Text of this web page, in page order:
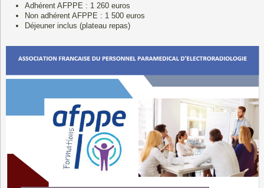
Adhérent AFPPE : 1 260 euros
Non adhérent AFPPE : 1 500 euros
Déjeuner inclus (plateau repas)